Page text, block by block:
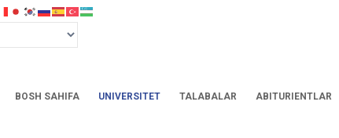
BOSH SAHIFA UNIVERSITET TALABALAR ABITURIENTLAR